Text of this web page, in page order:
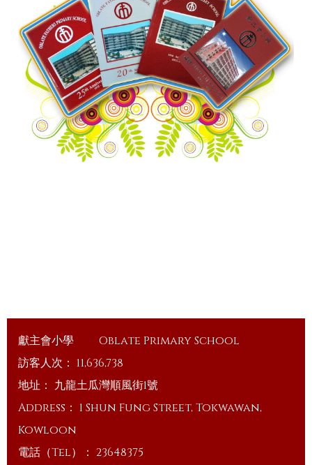
獻主會小學
Oblate Primary School
訪客人次： 11,636,738
地址： 九龍土瓜灣順風街1號
Address： 1 Shun Fung Street, Tokwawan,
Kowloon
電話（Tel）： 23648375